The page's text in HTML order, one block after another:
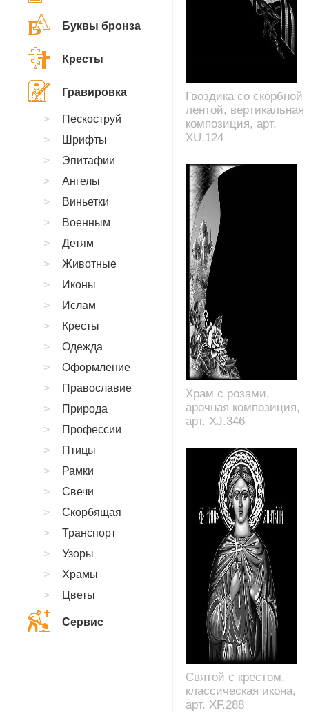
Гвоздика со скорбной
лентой, вертикальная
композиция, арт.
XU.124
Храм с розами,
арочная композиция,
арт. XJ.346
Святой с крестом,
классическая икона,
арт. XF.288
Буквы бронза
Кресты
Гравировка
Пескоструй
Шрифты
Эпитафии
Ангелы
Виньетки
Военным
Детям
Животные
Иконы
Ислам
Кресты
Одежда
Оформление
Православие
Природа
Профессии
Птицы
Рамки
Свечи
Скорбящая
Транспорт
Узоры
Храмы
Цветы
Сервис